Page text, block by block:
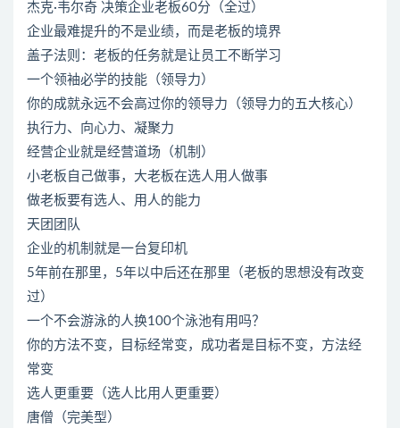
杰克·韦尔奇 决策企业老板60分（全过）
企业最难提升的不是业绩，而是老板的境界
盖子法则：老板的任务就是让员工不断学习
一个领袖必学的技能（领导力）
你的成就永远不会高过你的领导力（领导力的五大核心）
执行力、向心力、凝聚力
经营企业就是经营道场（机制）
小老板自己做事，大老板在选人用人做事
做老板要有选人、用人的能力
天团团队
企业的机制就是一台复印机
5年前在那里，5年以中后还在那里（老板的思想没有改变
过）
一个不会游泳的人换100个泳池有用吗？
你的方法不变，目标经常变，成功者是目标不变，方法经
常变
选人更重要（选人比用人更重要）
唐僧（完美型）